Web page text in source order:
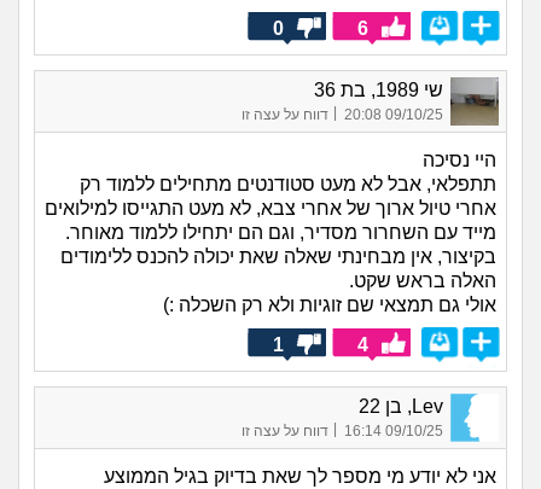
6
0
שי 1989, בת 36
09/10/25 20:08 דווח על עצה זו
היי נסיכה
תתפלאי, אבל לא מעט סטודנטים מתחילים ללמוד רק
אחרי טיול ארוך של אחרי צבא, לא מעט התגייסו למילואים
מייד עם השחרור מסדיר, וגם הם יתחילו ללמוד מאוחר.
בקיצור, אין מבחינתי שאלה שאת יכולה להכנס ללימודים
האלה בראש שקט.
אולי גם תמצאי שם זוגיות ולא רק השכלה :)
4
1
Lev, בן 22
09/10/25 16:14 דווח על עצה זו
אני לא יודע מי מספר לך שאת בדיוק בגיל הממוצע